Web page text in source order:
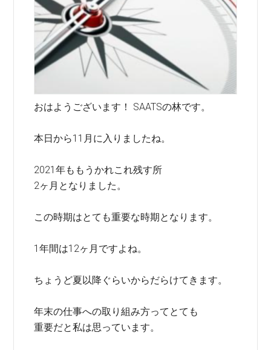
おはようございます！ SAATSの林です。
本日から11月に入りましたね。
2021年ももうかれこれ残す所
2ヶ月となりました。
この時期はとても重要な時期となります。
1年間は12ヶ月ですよね。
ちょうど夏以降ぐらいからだらけてきます。
年末の仕事への取り組み方ってとても
重要だと私は思っています。